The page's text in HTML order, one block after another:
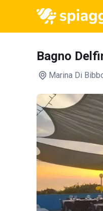
Bagno
Marina Di